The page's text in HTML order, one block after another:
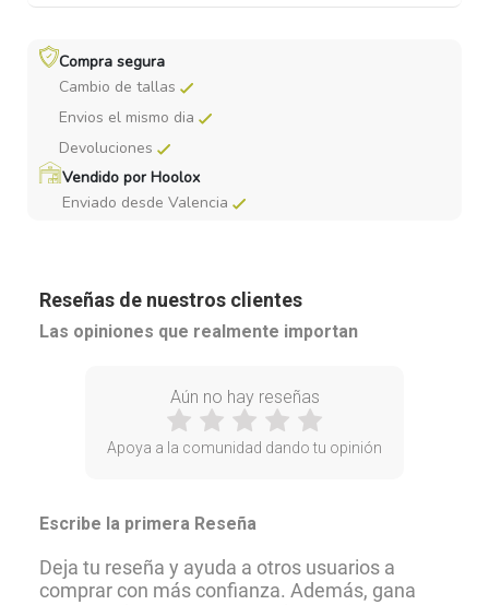
Compra segura
Cambio de tallas
Envios el mismo dia
Devoluciones
Vendido por Hoolox
Enviado desde Valencia
Reseñas de nuestros clientes
Las opiniones que realmente importan
Aún no hay reseñas
Apoya a la comunidad dando tu opinión
Escribe la primera Reseña
Deja tu reseña y ayuda a otros usuarios a
comprar con más confianza. Además, gana